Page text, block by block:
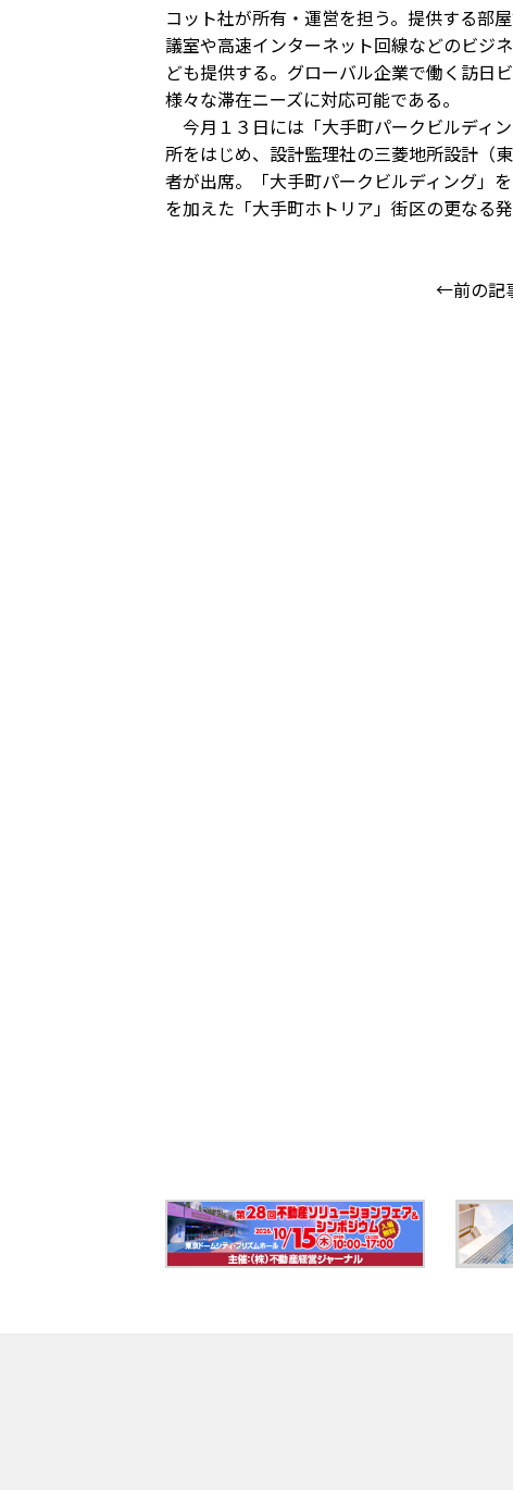
コット社が所有・運営を担う。提供する部
議室や高速インターネット回線などのビジ
ども提供する。グローバル企業で働く訪日
様々な滞在ニーズに対応可能である。
今月１３日には「大手町パークビルディ
所をはじめ、設計監理社の三菱地所設計（
者が出席。「大手町パークビルディング」
を加えた「大手町ホトリア」街区の更なる発
←前の記